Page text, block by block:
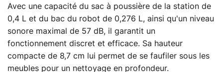
Avec une capacité du sac à poussière de la station de
0,4 L et du bac du robot de 0,276 L, ainsi qu'un niveau
sonore maximal de 57 dB, il garantit un
fonctionnement discret et efficace. Sa hauteur
compacte de 8,7 cm lui permet de se faufiler sous les
meubles pour un nettoyage en profondeur.